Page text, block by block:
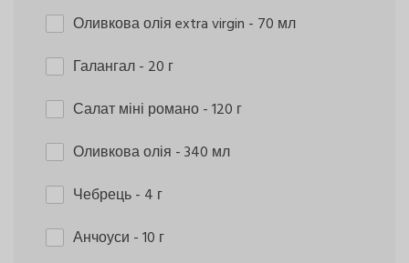
Оливкова олія extra virgin - 70 мл
Галангал- 20 г
Салат міні романо- 120 г
Оливкова олія - 340 мл
Чебрець- 4 г
Анчоуси - 10 г